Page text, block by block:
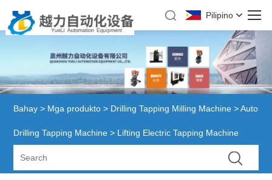
Pilipino
Bahay > Mga produkto > Drilling Tapping Milling Machine >Auto
Drilling Tapping Machine > Lifting Electric Tapping Machine